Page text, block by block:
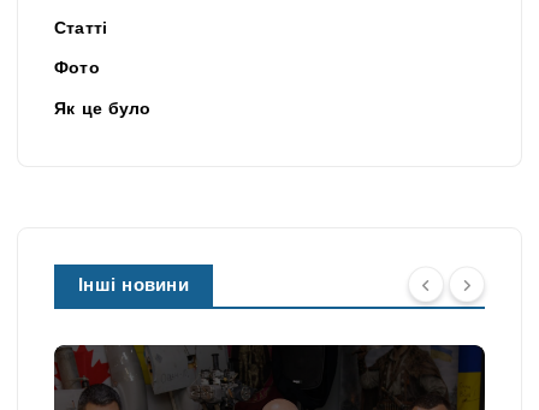
Статті
Фото
Як це було
Інші новини